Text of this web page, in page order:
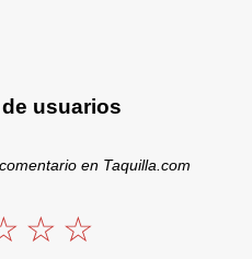
usuarios
en Taquilla.com